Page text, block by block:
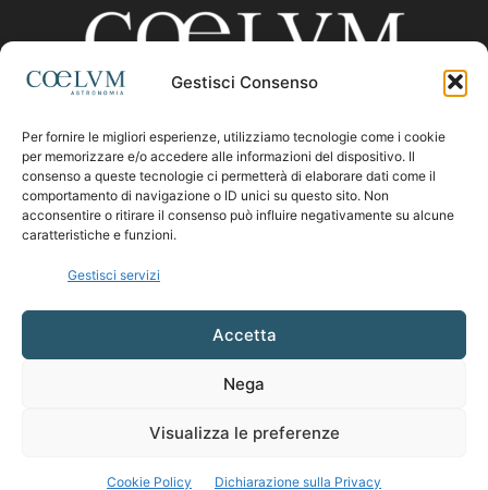
Gestisci Consenso
Per fornire le migliori esperienze, utilizziamo tecnologie come i cookie
per memorizzare e/o accedere alle informazioni del dispositivo. Il
consenso a queste tecnologie ci permetterà di elaborare dati come il
comportamento di navigazione o ID unici su questo sito. Non
acconsentire o ritirare il consenso può influire negativamente su alcune
caratteristiche e funzioni.
Gestisci servizi
Accetta
Nega
Visualizza le preferenze
Cookie Policy Dichiarazione sulla Privacy
CHI SIAMO
Contattaci:coelumastro@coelum.com